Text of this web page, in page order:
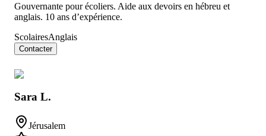
Gouvernante pour écoliers. Aide aux devoirs en hébreu et
anglais. 10 ans d’expérience.
ScolairesAnglais
Contacter
Sara L.
Jérusalem